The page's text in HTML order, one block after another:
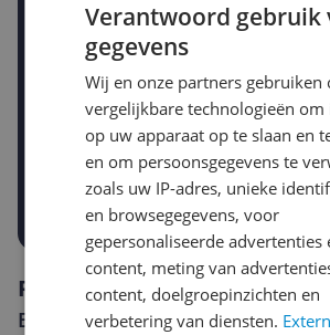
Jouw e-mailadres
Gewenste daling of bedrag
-10% -15%
Prijsalert aanzetten
Reviews
Er zijn nog geen reviews
Verantwoord gebruik
gegevens
Wij en onze partners gebruiken
vergelijkbare technologieën
op uw apparaat op te slaan en
en om persoonsgegevens te
zoals uw IP-adres, unieke
en browsegegevens, voor
gepersonaliseerde advertenties
content, meting van
content, doelgroepinzichten en
verbetering van diensten.